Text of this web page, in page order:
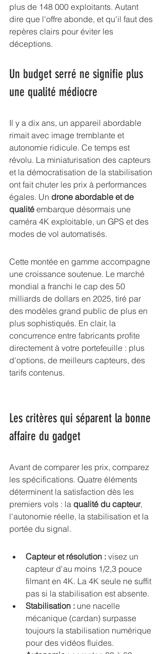
plus de 148 000 exploitants. Autant
dire que l'offre abonde, et qu'il faut des
repères clairs pour éviter les
déceptions.
Un budget serré ne signifie plus
une qualité médiocre
Il y a dix ans, un appareil abordable
rimait avec image tremblante et
autonomie ridicule. Ce temps est
révolu. La miniaturisation des capteurs
et la démocratisation de la stabilisation
ont fait chuter les prix à performances
égales. Un drone abordable et de
qualité embarque désormais une
caméra 4K exploitable, un GPS et des
modes de vol automatisés.
Cette montée en gamme accompagne
une croissance soutenue. Le marché
mondial a franchi le cap des 50
milliards de dollars en 2025, tiré par
des modèles grand public de plus en
plus sophistiqués. En clair, la
concurrence entre fabricants profite
directement à votre portefeuille : plus
d'options, de meilleurs capteurs, des
tarifs contenus.
Les critères qui séparent la bonne
affaire du gadget
Avant de comparer les prix, comparez
les spécifications. Quatre éléments
déterminent la satisfaction dès les
premiers vols : la qualité du capteur,
l'autonomie réelle, la stabilisation et la
portée du signal.
Capteur et résolution : visez un
capteur d'au moins 1/2,3 pouce
filmant en 4K. La 4K seule ne suffit
pas si la stabilisation est absente.
Stabilisation : une nacelle
mécanique (cardan) surpasse
toujours la stabilisation numérique
pour des vidéos fluides.